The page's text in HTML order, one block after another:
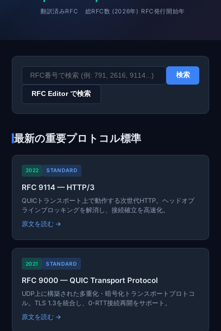
翻訳済みRFC 総RFC数 (2026年) RFC発行開始年
検索
RFC Editor で検索
最新の重要プロトコル標準
2022 STANDARD
RFC 9114 — HTTP/3
QUICトランスポート上で動作する次世代HTTP。ヘッドオブ
ラインブロッキングを解消し、接続確立を高速化。
原文を読む →
2021 STANDARD
RFC 9000 — QUIC Transport Protocol
UDP上に構築された多重化・暗号化トランスポートプロトコ
ル。TLS 1.3を統合し、0-RTT接続再開をサポート。
原文を読む →